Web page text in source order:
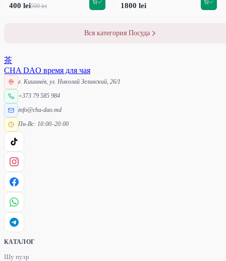
400 lei500 lei 1800 lei
Вся категория Посуда
茶
CHA DAO время для чая
г. Кишинёв, ул. Николай Зелинский, 26/1
+373 79 585 984
info@cha-dao.md
Пн-Вс: 10:00–20:00
КАТАЛОГ
Шу пуэр